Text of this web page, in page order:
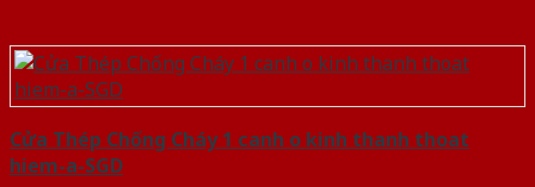
Cửa Thép Chống Cháy 1 canh o kinh thanh thoat
hiem-a-SGD